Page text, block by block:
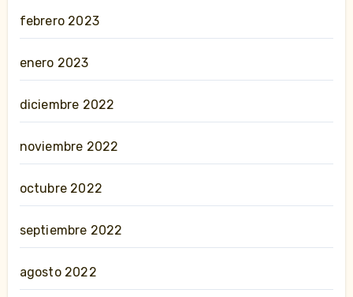
febrero 2023
enero 2023
diciembre 2022
noviembre 2022
octubre 2022
septiembre 2022
agosto 2022